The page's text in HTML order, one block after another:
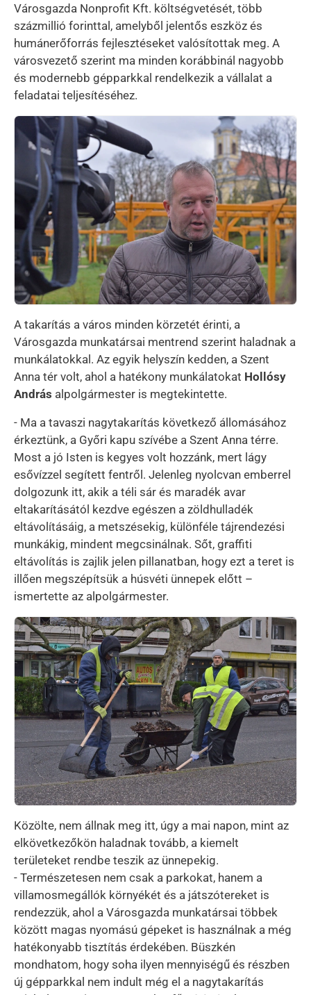
Városgazda Nonprofit Kft. költségvetését, több
százmillió forinttal, amelyből jelentős eszköz és
humánerőforrás fejlesztéseket valósítottak meg. A
városvezető szerint ma minden korábbinál nagyobb
és modernebb gépparkkal rendelkezik a vállalat a
feladatai teljesítéséhez.
Kép
A takarítás a város minden körzetét érinti, a
Városgazda munkatársai mentrend szerint haladnak a
munkálatokkal. Az egyik helyszín kedden, a Szent
Anna tér volt, ahol a hatékony munkálatokat Hollósy
András alpolgármester is megtekintette.
- Ma a tavaszi nagytakarítás következő állomásához
érkeztünk, a Győri kapu szívébe a Szent Anna térre.
Most a jó Isten is kegyes volt hozzánk, mert lágy
esővízzel segített fentről. Jelenleg nyolcvan emberrel
dolgozunk itt, akik a téli sár és maradék avar
eltakarításától kezdve egészen a zöldhulladék
eltávolításáig, a metszésekig, különféle tájrendezési
munkákig, mindent megcsinálnak. Sőt, graffiti
eltávolítás is zajlik jelen pillanatban, hogy ezt a teret is
illően megszépítsük a húsvéti ünnepek előtt –
ismertette az alpolgármester.
Kép
Közölte, nem állnak meg itt, úgy a mai napon, mint az
elkövetkezőkön haladnak tovább, a kiemelt
területeket rendbe teszik az ünnepekig.
- Természetesen nem csak a parkokat, hanem a
villamosmegállók környékét és a játszótereket is
rendezzük, ahol a Városgazda munkatársai többek
között magas nyomású gépeket is használnak a még
hatékonyabb tisztítás érdekében. Büszkén
mondhatom, hogy soha ilyen mennyiségű és részben
új gépparkkal nem indult még el a nagytakarítás